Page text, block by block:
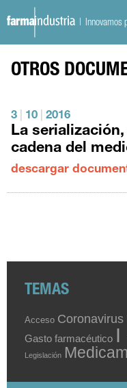
| Innovamos
OTROS
3 10 2016
La
cadena del
descargar
TEMAS
Acceso Coronavirus
Gasto farmacéutico I
Legislación